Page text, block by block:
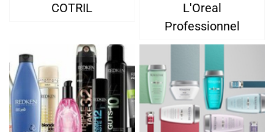
COTRIL
L'Oreal
Professionnel